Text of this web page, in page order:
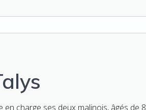
charge ses deux malinois, âgés de 8